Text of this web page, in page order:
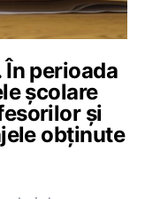
perioada
școlare
și
obținute